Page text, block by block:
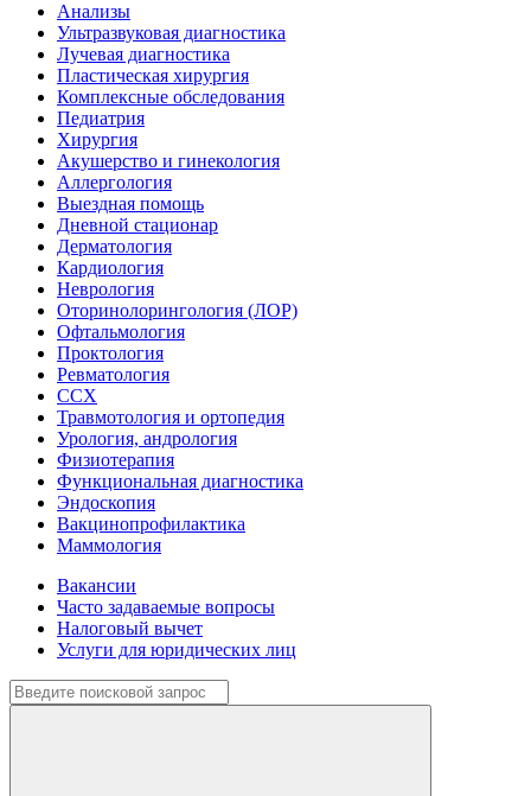
Анализы
Ультразвуковая диагностика
Лучевая диагностика
Пластическая хирургия
Комплексные обследования
Педиатрия
Хирургия
Акушерство и гинекология
Аллергология
Выездная помощь
Дневной стационар
Дерматология
Кардиология
Неврология
Оторинолорингология (ЛОР)
Офтальмология
Проктология
Ревматология
ССХ
Травмотология и ортопедия
Урология, андрология
Физиотерапия
Функциональная диагностика
Эндоскопия
Вакцинопрофилактика
Маммология
Вакансии
Часто задаваемые вопросы
Налоговый вычет
Услуги для юридических лиц